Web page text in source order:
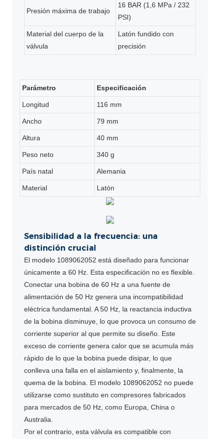
Presión máxima de trabajo
16 BAR (1,6 MPa / 232
PSI)
Material del cuerpo de la
válvula
Latón fundido con
precisión
Parámetro Especificación
Longitud 116 mm
Ancho 79 mm
Altura 40 mm
Peso neto 340 g
País natal Alemania
Material Latón
Sensibilidad a la frecuencia: una
distinción crucial
El modelo 1089062052 está diseñado para funcionar
únicamente a 60 Hz. Esta especificación no es flexible.
Conectar una bobina de 60 Hz a una fuente de
alimentación de 50 Hz genera una incompatibilidad
eléctrica fundamental. A 50 Hz, la reactancia inductiva
de la bobina disminuye, lo que provoca un consumo de
corriente superior al que permite su diseño. Este
exceso de corriente genera calor que se acumula más
rápido de lo que la bobina puede disipar, lo que
conlleva una falla en el aislamiento y, finalmente, la
quema de la bobina. El modelo 1089062052 no puede
utilizarse como sustituto en compresores fabricados
para mercados de 50 Hz, como Europa, China o
Australia.
Por el contrario, esta válvula es compatible con